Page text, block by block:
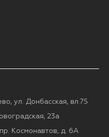
ул. Донбасская, вл.75
23а
Космонавтов, д. 6А